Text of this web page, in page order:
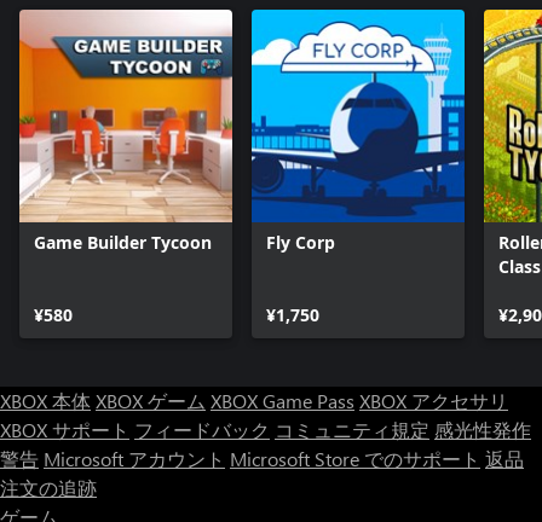
Game Builder Tycoon
¥580
Fly Corp
¥1,750
XBOX 本体XBOX ゲーム XBOX Game Pass XBOX アクセサリ
XBOX サポート フィードバック コミュニティ規定 感光性発作
警告 Microsoft アカウント Microsoft Store でのサポート 返品
注文の追跡
ゲーム